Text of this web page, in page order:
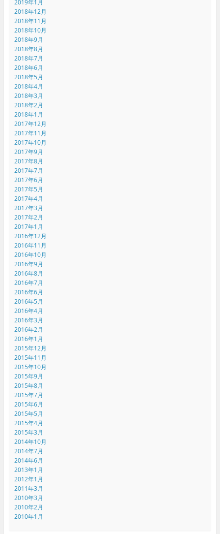
2019年1月
2018年12月
2018年11月
2018年10月
2018年9月
2018年8月
2018年7月
2018年6月
2018年5月
2018年4月
2018年3月
2018年2月
2018年1月
2017年12月
2017年11月
2017年10月
2017年9月
2017年8月
2017年7月
2017年6月
2017年5月
2017年4月
2017年3月
2017年2月
2017年1月
2016年12月
2016年11月
2016年10月
2016年9月
2016年8月
2016年7月
2016年6月
2016年5月
2016年4月
2016年3月
2016年2月
2016年1月
2015年12月
2015年11月
2015年10月
2015年9月
2015年8月
2015年7月
2015年6月
2015年5月
2015年4月
2015年3月
2014年10月
2014年7月
2014年6月
2013年1月
2012年1月
2011年3月
2010年3月
2010年2月
2010年1月